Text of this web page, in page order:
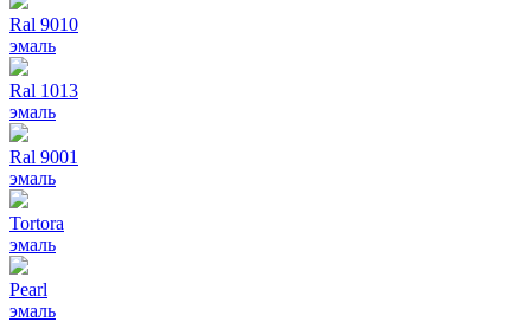
Ral 9010
эмаль
Ral 1013
эмаль
Ral 9001
эмаль
Tortora
эмаль
Pearl
эмаль